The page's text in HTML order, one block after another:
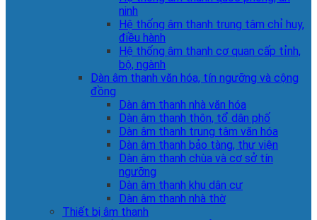
ninh
Hệ thống âm thanh trung tâm chỉ huy,
điều hành
Hệ thống âm thanh cơ quan cấp tỉnh,
bộ, ngành
Dàn âm thanh văn hóa, tín ngưỡng và cộng
đồng
Dàn âm thanh nhà văn hóa
Dàn âm thanh thôn, tổ dân phố
Dàn âm thanh trung tâm văn hóa
Dàn âm thanh bảo tàng, thư viện
Dàn âm thanh chùa và cơ sở tín
ngưỡng
Dàn âm thanh khu dân cư
Dàn âm thanh nhà thờ
Thiết bị âm thanh